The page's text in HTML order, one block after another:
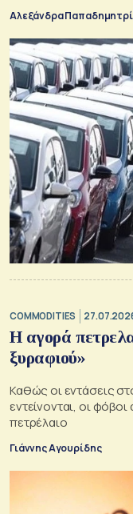
Αλεξάνδρα
COMMODITIES
Η αγορά
ξυραφιού»
Καθώς οι εντάσεις
εντείνονται, οι
πετρέλαιο
Γιάννης Αγουρίδης